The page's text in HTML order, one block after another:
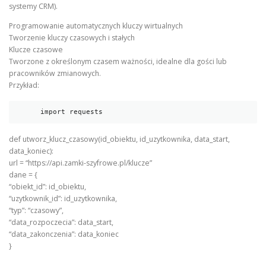
systemy CRM).
Programowanie automatycznych kluczy wirtualnych
Tworzenie kluczy czasowych i stałych
Klucze czasowe
Tworzone z określonym czasem ważności, idealne dla gości lub
pracowników zmianowych.
Przykład:
      import requests
def utworz_klucz_czasowy(id_obiektu, id_uzytkownika, data_start,
data_koniec):
url = “https://api.zamki-szyfrowe.pl/klucze”
dane = {
“obiekt_id”: id_obiektu,
“uzytkownik_id”: id_uzytkownika,
“typ”: “czasowy”,
“data_rozpoczecia”: data_start,
“data_zakonczenia”: data_koniec
}